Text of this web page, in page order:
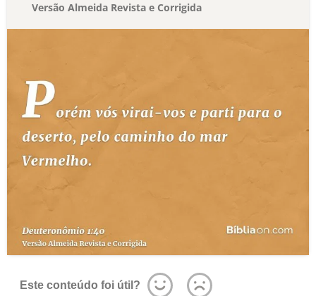
Versão Almeida Revista e Corrigida
Este conteúdo foi útil?